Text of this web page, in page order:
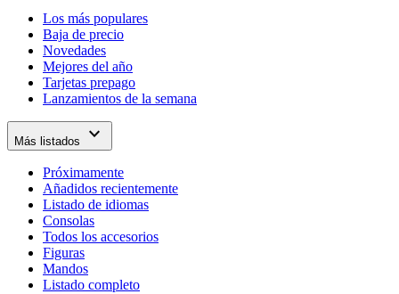
Los más populares
Baja de precio
Novedades
Mejores del año
Tarjetas prepago
Lanzamientos de la semana
Más listados expand_more
Próximamente
Añadidos recientemente
Listado de idiomas
Consolas
Todos los accesorios
Figuras
Mandos
Listado completo